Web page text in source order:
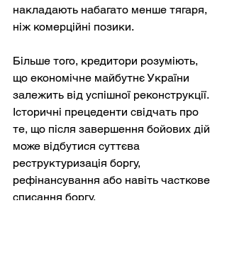
накладають набагато менше тягаря,
ніж комерційні позики.
Більше того, кредитори розуміють,
що економічне майбутнє України
залежить від успішної реконструкції.
Історичні прецеденти свідчать про
те, що після завершення бойових дій
може відбутися суттєва
реструктуризація боргу,
рефінансування або навіть часткове
списання боргу.